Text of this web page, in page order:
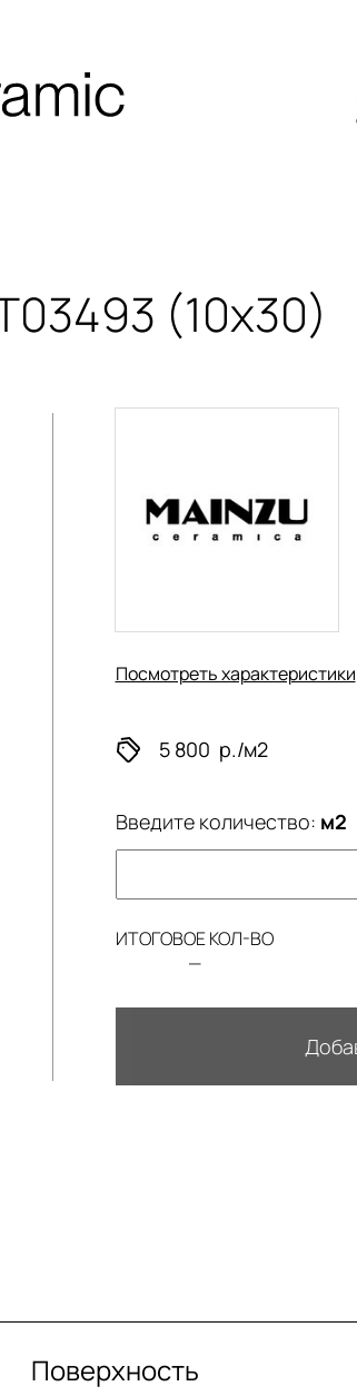
(10x30)
Посмотреть характеристики
5 800 р./м2
Введите количество: м2
ИТОГОВОЕ КОЛ-ВО
—
Поверхность